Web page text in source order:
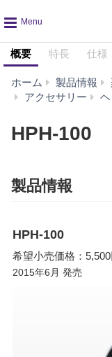
global
navigation
概要 特長 仕様
ホーム 製品情報
アクセサリー
HPH-100
製品情報
HPH-100
希望小売価格：5,500
2015年6月 発売